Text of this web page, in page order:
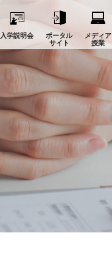
入学説明会
ポータル
サイト
メディア
授業